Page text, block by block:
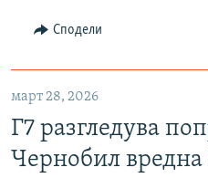
Сподели
март 28, 2026
Г7 разгледува
Чернобил